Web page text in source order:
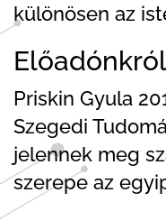
különösen az
Előadónkról
Priskin Gyula
Szegedi
jelennek meg
szerepe az